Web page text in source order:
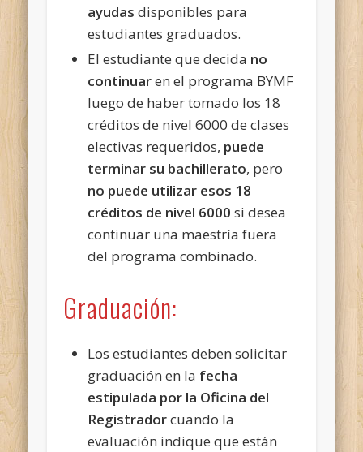
ayudas disponibles para
estudiantes graduados.
El estudiante que decida no
continuaren el programa BYMF
luego de haber tomado los 18
créditos de nivel 6000 de clases
electivas requeridos, puede
terminar su bachillerato, pero
no puede utilizar esos 18
créditos de nivel 6000 si desea
continuar una maestría fuera
del programa combinado.
Graduación:
Los estudiantes deben solicitar
graduación en la fecha
estipulada por la Oficina del
Registradorcuando la
evaluación indique que están